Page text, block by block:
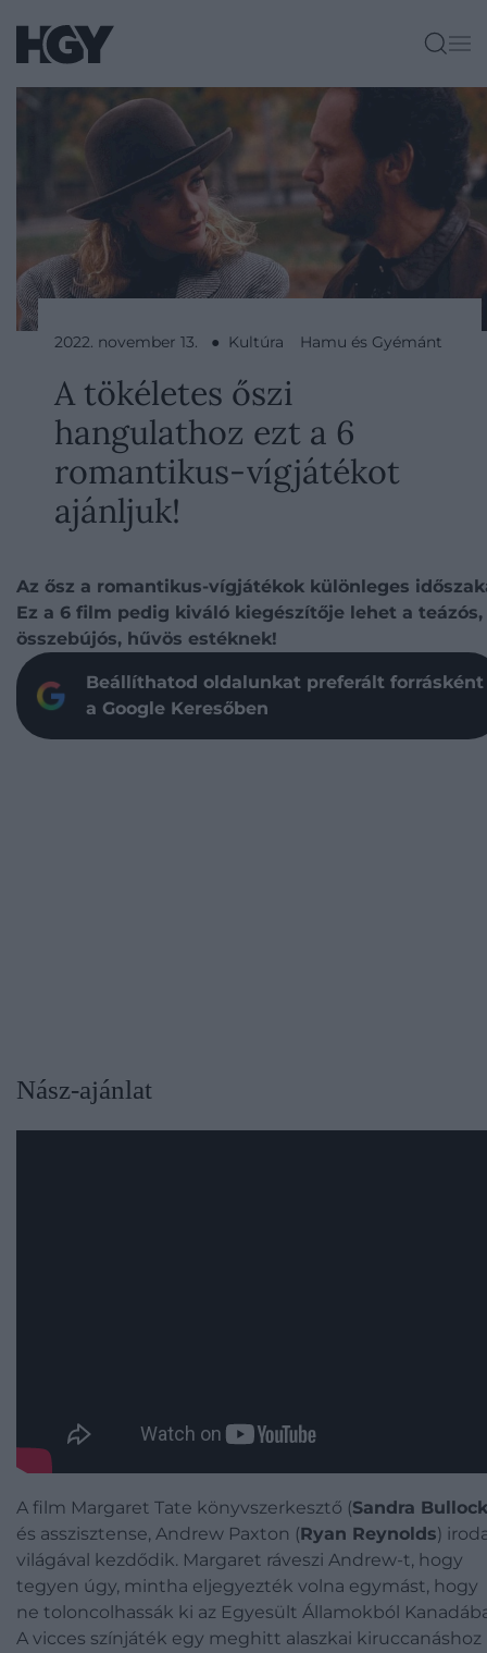
2022. november 13. ● Kultúra Hamu és Gyémánt
A tökéletes őszi
hangulathoz ezt a 6
romantikus-vígjátékot
ajánljuk!
Az ősz a romantikus-vígjátékok különleges
Ez a 6 film pedig kiváló kiegészítője lehet a teázós,
összebújós, hűvös estéknek!
Beállíthatod oldalunkat preferált forrásként
a Google Keresőben
Nász-ajánlat
A film Margaret Tate könyvszerkesztő (Sandra Bullock
és asszisztense, Andrew Paxton (Ryan Reynolds)
világával kezdődik. Margaret ráveszi Andrew-t, hogy
tegyen úgy, mintha eljegyezték volna egymást, hogy
ne toloncolhassák ki az Egyesült Államokból
A vicces színjáték egy meghitt alaszkai kiruccanáshoz